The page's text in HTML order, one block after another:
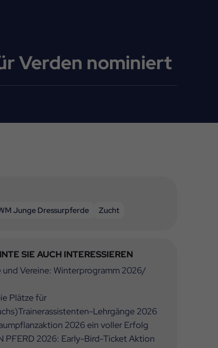
Verden nominiert
Junge Dressurpferde Zucht
SIE AUCH INTERESSIEREN
und Vereine: Winterprogramm 2026/
Plätze für
Lehrgänge 2026
2026 ein voller Erfolg
PFERD 2026: Early-Bird-Ticket Aktion